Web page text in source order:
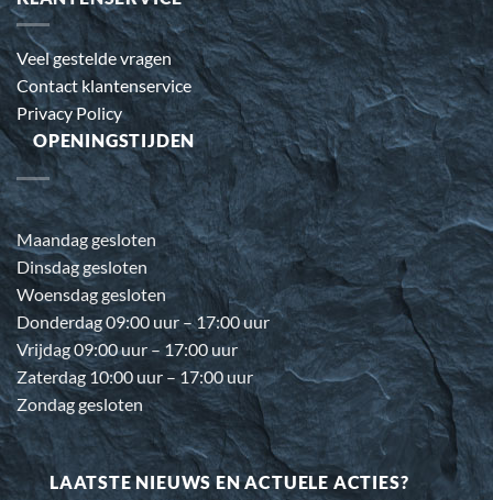
Veel gestelde vragen
Contact klantenservice
Privacy Policy
OPENINGSTIJDEN
Maandag gesloten
Dinsdag gesloten
Woensdag gesloten
Donderdag 09:00 uur – 17:00 uur
Vrijdag 09:00 uur – 17:00 uur
Zaterdag 10:00 uur – 17:00 uur
Zondag gesloten
LAATSTE NIEUWS EN ACTUELE ACTIES?